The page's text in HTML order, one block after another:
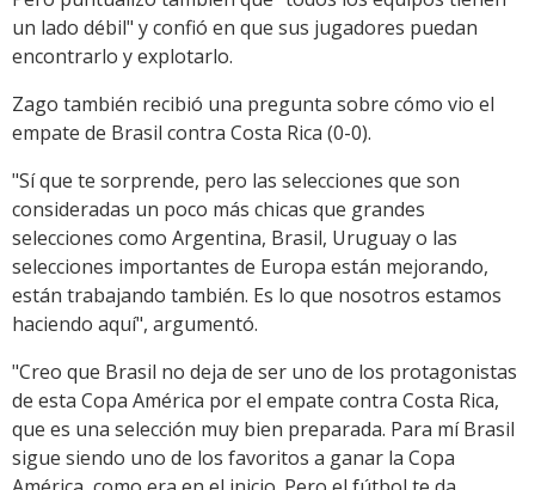
un lado débil" y confió en que sus jugadores puedan
encontrarlo y explotarlo.
Zago también recibió una pregunta sobre cómo vio el
empate de Brasil contra Costa Rica (0-0).
"Sí que te sorprende, pero las selecciones que son
consideradas un poco más chicas que grandes
selecciones como Argentina, Brasil, Uruguay o las
selecciones importantes de Europa están mejorando,
están trabajando también. Es lo que nosotros estamos
haciendo aquí", argumentó.
"Creo que Brasil no deja de ser uno de los protagonistas
de esta Copa América por el empate contra Costa Rica,
que es una selección muy bien preparada. Para mí Brasil
sigue siendo uno de los favoritos a ganar la Copa